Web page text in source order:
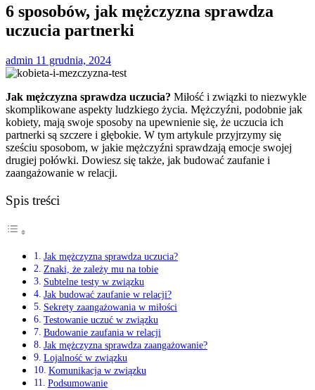
6 sposobów, jak mężczyzna sprawdza
uczucia partnerki
admin 11 grudnia, 2024
Jak mężczyzna sprawdza uczucia? Miłość i związki to niezwykle
skomplikowane aspekty ludzkiego życia. Mężczyźni, podobnie jak
kobiety, mają swoje sposoby na upewnienie się, że uczucia ich
partnerki są szczere i głębokie. W tym artykule przyjrzymy się
sześciu sposobom, w jakie mężczyźni sprawdzają emocje swojej
drugiej połówki. Dowiesz się także, jak budować zaufanie i
zaangażowanie w relacji.
Spis treści
Jak mężczyzna sprawdza uczucia?
Znaki, że zależy mu na tobie
Subtelne testy w związku
Jak budować zaufanie w relacji?
Sekrety zaangażowania w miłości
Testowanie uczuć w związku
Budowanie zaufania w relacji
Jak mężczyzna sprawdza zaangażowanie?
Lojalność w związku
Komunikacja w związku
Podsumowanie